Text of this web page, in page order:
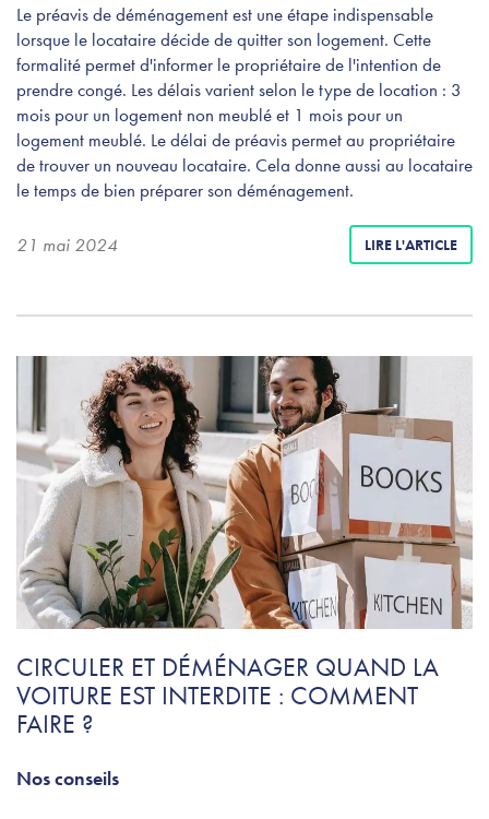
Le préavis de déménagement est une étape indispensable
lorsque le locataire décide de quitter son logement. Cette
formalité permet d'informer le propriétaire de l'intention de
prendre congé. Les délais varient selon le type de location : 3
mois pour un logement non meublé et 1 mois pour un
logement meublé. Le délai de préavis permet au propriétaire
de trouver un nouveau locataire. Cela donne aussi au locataire
le temps de bien préparer son déménagement.
21 mai 2024 LIRE L'ARTICLE
CIRCULER ET DÉMÉNAGER QUAND LA
VOITURE EST INTERDITE : COMMENT
FAIRE ?
Nos conseils